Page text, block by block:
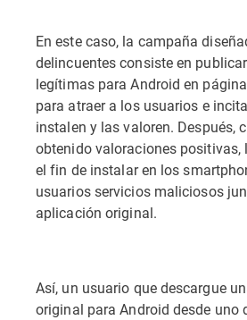
En este caso, la campaña
delincuentes consiste en
legítimas para Android en
para atraer a los usuarios e
instalen y las valoren. Después,
obtenido valoraciones
el fin de instalar en los
usuarios servicios maliciosos
aplicación original.
Así, un usuario que descargue
original para Android desde uno